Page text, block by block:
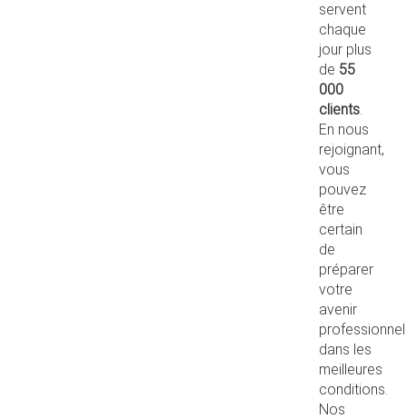
servent
chaque
jour plus
de 55
000
clients.
En nous
rejoignant,
vous
pouvez
être
certain
de
préparer
votre
avenir
professionnel
dans les
meilleures
conditions.
Nos